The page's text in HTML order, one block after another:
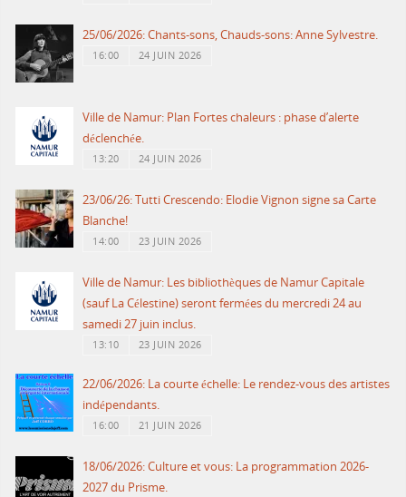
25/06/2026: Chants-sons, Chauds-sons: Anne Sylvestre.
16:00 24 JUIN 2026
Ville de Namur: Plan Fortes chaleurs : phase d’alerte
déclenchée.
13:20 24 JUIN 2026
23/06/26: Tutti Crescendo: Elodie Vignon signe sa Carte
Blanche!
14:00 23 JUIN 2026
Ville de Namur: Les bibliothèques de Namur Capitale
(sauf La Célestine) seront fermées du mercredi 24 au
samedi 27 juin inclus.
13:10 23 JUIN 2026
22/06/2026: La courte échelle: Le rendez-vous des artistes
indépendants.
16:00 21 JUIN 2026
18/06/2026: Culture et vous: La programmation 2026-
2027 du Prisme.